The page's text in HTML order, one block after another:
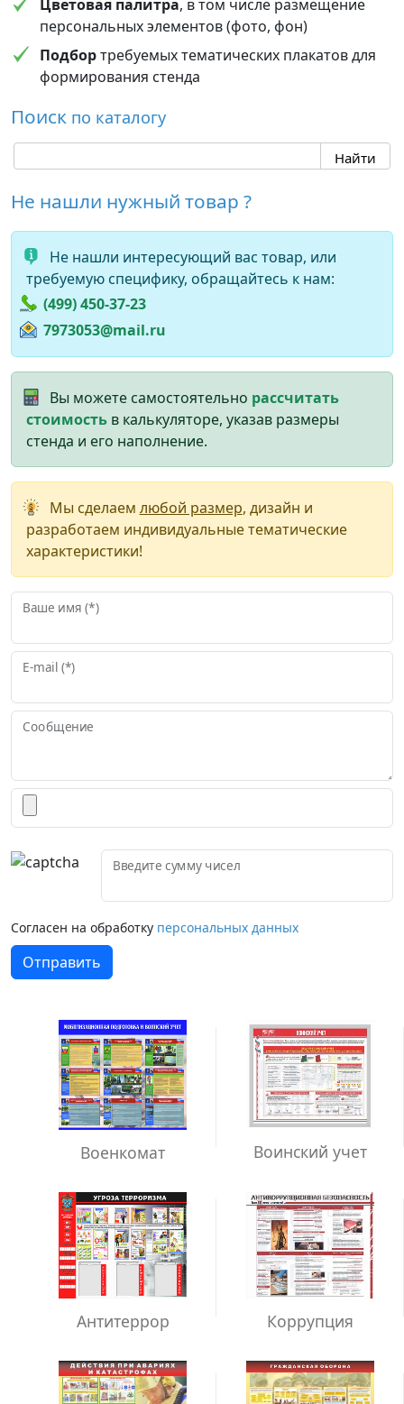
Цветовая палитра, в том числе размещение
персональных элементов (фото, фон)
Подбортребуемых тематических плакатов для
формирования стенда
Поиск по каталогу
Не нашли нужный товар ?
Не нашли интересующий вас товар, или
требуемую специфику, обращайтесь к нам:
(499) 450-37-23
7973053@mail.ru
Вы можете самостоятельно рассчитать
стоимость в калькуляторе, указав размеры
стенда и его наполнение.
Мы сделаем любой размер, дизайн и
разработаем индивидуальные тематические
характеристики!
Ваше имя (*)
E-mail (*)
Сообщение
Введите сумму чисел
Согласен на обработку персональных данных
Отправить
Военкомат Воинский учет
Антитеррор Коррупция